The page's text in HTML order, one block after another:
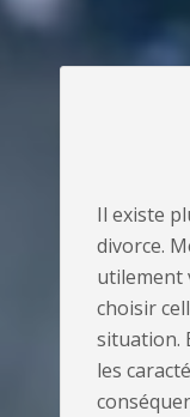
Il existe
divorce.
utilement
choisir
situation.
les